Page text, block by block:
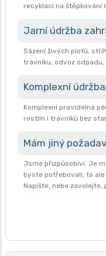
recyklací na štěpkování
Jarní údržba
Sázení živých plotů,
trávníku, odvoz odpadu,
Komplexní
Komplexní pravidelná
rostlin i trávníků bez
Mám jiný
Jsme přizpůsobiví. Je
byste potřebovali, to
Napište, nebo zavolejte,